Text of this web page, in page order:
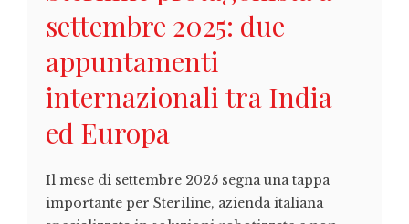
settembre 2025: due
appuntamenti
internazionali tra India
ed Europa
Il mese di settembre 2025 segna una tappa
importante per Steriline, azienda italiana